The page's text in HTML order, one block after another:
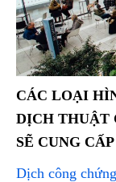
CÁC LOẠI
DỊCH THUẬT
SẼ CUNG CẤP
Dịch công chứng